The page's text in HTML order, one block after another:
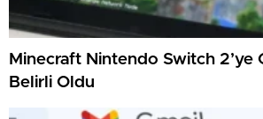
Minecraft Nintendo Switch 2’ye
Belirli Oldu